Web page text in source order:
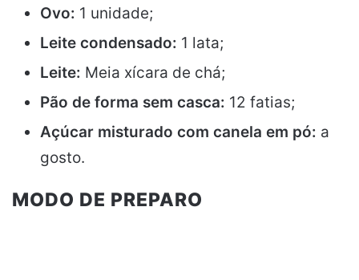
Ovo: 1 unidade;
Leite condensado: 1 lata;
Leite: Meia xícara de chá;
Pão de forma sem casca: 12 fatias;
Açúcar misturado com canela em pó: a
gosto.
MODO DE PREPARO